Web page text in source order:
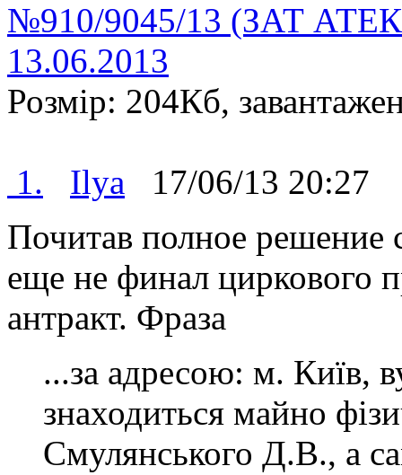
№910/9045/13 (ЗАТ
13.06.2013
Розмір: 204Кб,
1. Ilya 17/06/13
Почитав полное решение
еще не финал циркового
антракт. Фраза
...за адресою: м. Київ,
знаходиться майно
Смулянського Д.В., а